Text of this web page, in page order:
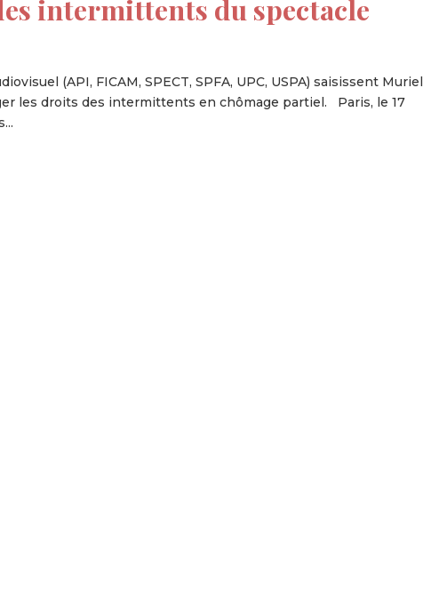
intermittents du spectacle
(API, FICAM, SPECT, SPFA, UPC, USPA) saisissent Muriel
les droits des intermittents en chômage partiel. Paris, le 17